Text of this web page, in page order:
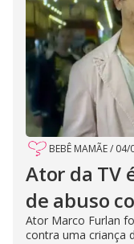
BEBÊ MAMÃE/ 04/
Ator da TV
de abuso
Ator Marco Furlan
contra uma criança